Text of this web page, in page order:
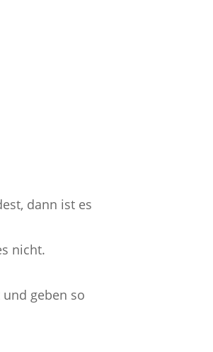
dann ist es
nicht.
geben so